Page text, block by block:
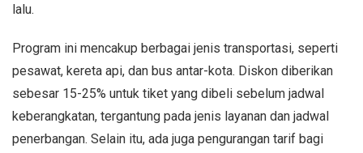
lalu.
Program ini mencakup berbagai jenis transportasi, seperti
pesawat, kereta api, dan bus antar-kota. Diskon diberikan
sebesar 15-25% untuk tiket yang dibeli sebelum jadwal
keberangkatan, tergantung pada jenis layanan dan jadwal
penerbangan. Selain itu, ada juga pengurangan tarif bagi